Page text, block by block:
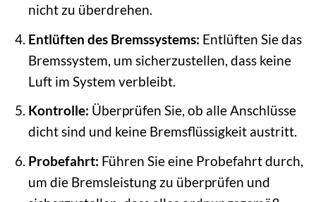
nicht zu überdrehen.
Entlüften des Bremssystems: Entlüften Sie das
Bremssystem, um sicherzustellen, dass keine
Luft im System verbleibt.
Kontrolle: Überprüfen Sie, ob alle Anschlüsse
dicht sind und keine Bremsflüssigkeit austritt.
Probefahrt: Führen Sie eine Probefahrt durch,
um die Bremsleistung zu überprüfen und